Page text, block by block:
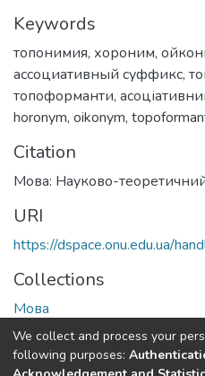
Keywords
топонимия, хороним,
ассоциативный суффикс,
топоформанти,
horonym, oikonym,
Citation
Мова: Науково-
URI
https://dspace.onu.edu.ua/
Collections
Мова
Full item page
We collect and process your
following purposes: